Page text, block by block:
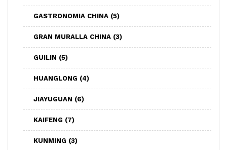
GASTRONOMIA CHINA (5)
GRAN MURALLA CHINA (3)
GUILIN (5)
HUANGLONG (4)
JIAYUGUAN (6)
KAIFENG (7)
KUNMING (3)